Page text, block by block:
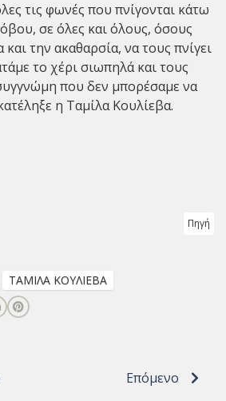
τις φωνές που πνίγονται κάτω
σε όλες και όλους, όσους
και την ακαθαρσία, να τους πνίγει
το χέρι σιωπηλά και τους
που δεν μπορέσαμε να
η Ταμίλα Κουλίεβα.
Πηγή
ΤΑΜΙΛΑ ΚΟΥΛΙΕΒΑ
Επόμενο